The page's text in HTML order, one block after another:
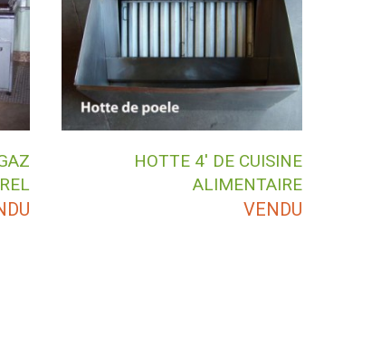
HOTTE 4′ DE CUISINE
ALIMENTAIRE
VENDU